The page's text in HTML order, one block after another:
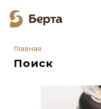
Главная
Поиск